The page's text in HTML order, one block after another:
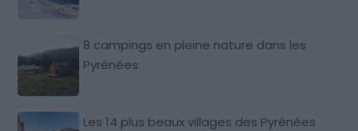
8 campings en pleine nature dans les
Pyrénées
Les 14 plus beaux villages des Pyrénées